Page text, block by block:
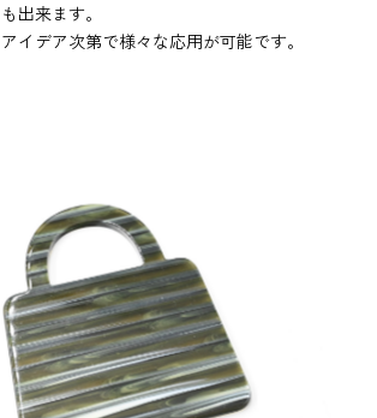
も出来ます。
アイデア次第で様々な応用が可能です。